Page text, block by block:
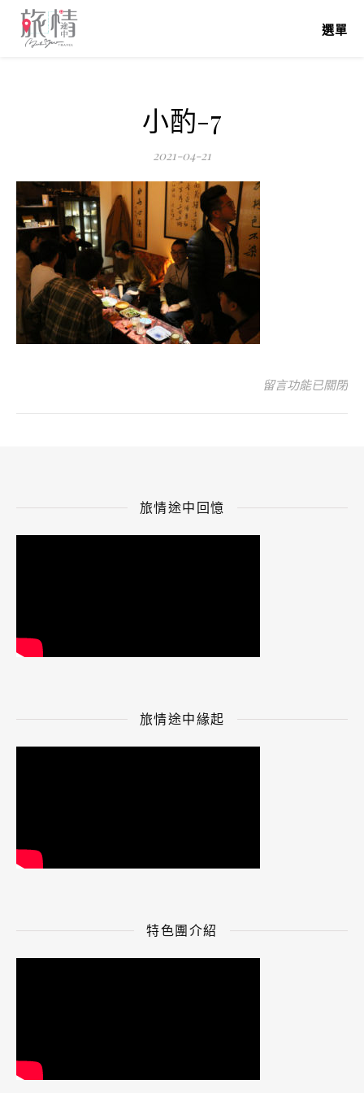
選單
小酌-7
2021-04-21
在〈小酌-7〉中
留言功能已關閉
旅情途中回憶
旅情途中緣起
特色團介紹